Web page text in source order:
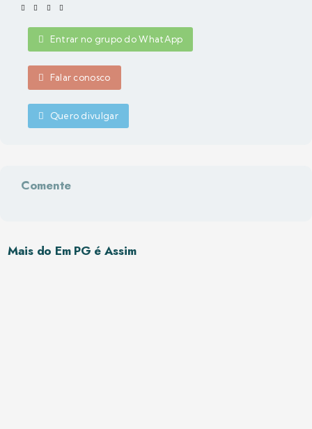
Entrar no grupo do WhatApp
Falar conosco
Quero divulgar
Comente
Mais do Em PG é Assim